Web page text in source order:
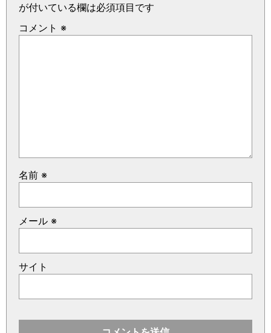
が付いている欄は必須項目です
コメント ※
名前 ※
メール ※
サイト